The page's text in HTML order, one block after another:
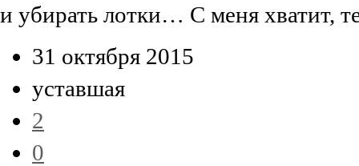
и убирать лотки… С меня хватит,
31 октября 2015
уставшая
2
0